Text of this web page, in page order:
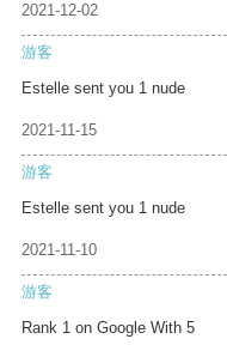
2021-12-02
游客
Estelle sent you 1 nude
2021-11-15
游客
Estelle sent you 1 nude
2021-11-10
游客
Rank 1 on Google With 5